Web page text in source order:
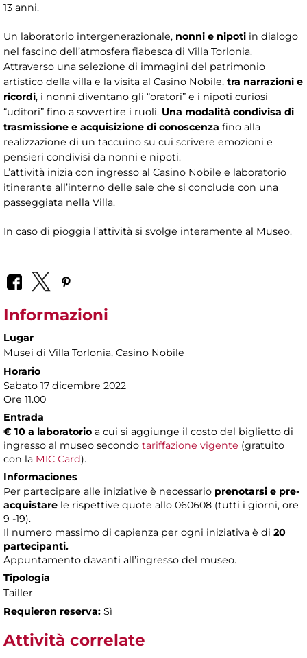
13 anni.
Un laboratorio intergenerazionale, nonni e nipoti in dialogo
nel fascino dell’atmosfera fiabesca di Villa Torlonia.
Attraverso una selezione di immagini del patrimonio
artistico della villa e la visita al Casino Nobile, tra narrazioni e
ricordi, i nonni diventano gli “oratori” e i nipoti curiosi
“uditori” fino a sovvertire i ruoli. Una modalità condivisa di
trasmissione e acquisizione di conoscenza fino alla
realizzazione di un taccuino su cui scrivere emozioni e
pensieri condivisi da nonni e nipoti.
L’attività inizia con ingresso al Casino Nobile e laboratorio
itinerante all’interno delle sale che si conclude con una
passeggiata nella Villa.
In caso di pioggia l’attività si svolge interamente al Museo.
Informazioni
Lugar
Musei di Villa Torlonia, Casino Nobile
Horario
Sabato 17 dicembre 2022
Ore 11.00
Entrada
€ 10 a laboratorio a cui si aggiunge il costo del biglietto di
ingresso al museo secondo tariffazione vigente (gratuito
con la MIC Card).
Informaciones
​Per partecipare alle iniziative è necessario prenotarsi e pre-
acquistare le rispettive quote allo 060608 (tutti i giorni, ore
9 -19).
Il numero massimo di capienza per ogni iniziativa è di 20
partecipanti.
Appuntamento davanti all’ingresso del museo.
Tipología
Tailler
Requieren reserva: Sì
Attività correlate